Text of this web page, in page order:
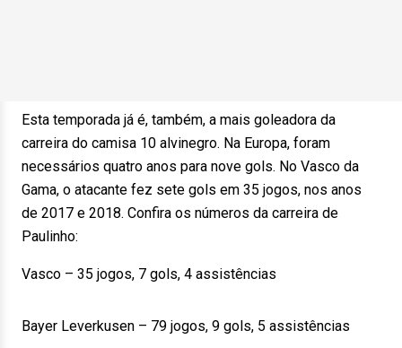
Esta temporada já é, também, a mais goleadora da
carreira do camisa 10 alvinegro. Na Europa, foram
necessários quatro anos para nove gols. No Vasco da
Gama, o atacante fez sete gols em 35 jogos, nos anos
de 2017 e 2018. Confira os números da carreira de
Paulinho:
Vasco – 35 jogos, 7 gols, 4 assistências
Bayer Leverkusen – 79 jogos, 9 gols, 5 assistências